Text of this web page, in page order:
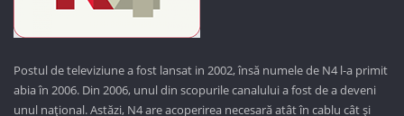
Postul de televiziune a fost lansat in 2002, însă numele de N4 l-a primit
abia în 2006. Din 2006, unul din scopurile canalului a fost de a deveni
unul național. Astăzi, N4 are acoperirea necesară atât în cablu cât și